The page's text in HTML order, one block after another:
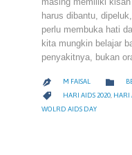
harus dibantu,
perlu membuka hati
kita mungkin belajar
penyakitnya, bukan
 M FAISAL 
 CATEGORY
HARI AIDS 2020, HARI
WOLRD AIDS DAY